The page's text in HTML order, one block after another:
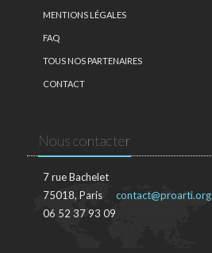
MENTIONS LÉGALES
FAQ
TOUS NOS PARTENAIRES
CONTACT
Nous contacter
7 rue Bachelet
75018, Paris
06 52 37 93 09
contact@proarti.org